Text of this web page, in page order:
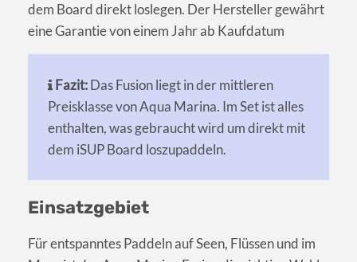
dem Board direkt loslegen. Der Hersteller gewährt
eine Garantie von einem Jahr ab Kaufdatum
Fazit:Das Fusion liegt in der mittleren
Preisklasse von Aqua Marina. Im Set ist alles
enthalten, was gebraucht wird um direkt mit
dem iSUP Board loszupaddeln.
Einsatzgebiet
Für entspanntes Paddeln auf Seen, Flüssen und im